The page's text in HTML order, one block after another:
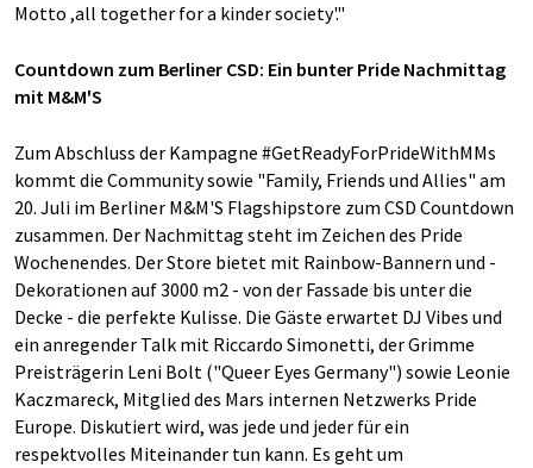
Motto ,all together for a kinder society'."
Countdown zum Berliner CSD: Ein bunter Pride Nachmittag
mit M&M'S
Zum Abschluss der Kampagne #GetReadyForPrideWithMMs
kommt die Community sowie "Family, Friends und Allies" am
20. Juli im Berliner M&M'S Flagshipstore zum CSD Countdown
zusammen. Der Nachmittag steht im Zeichen des Pride
Wochenendes. Der Store bietet mit Rainbow-Bannern und -
Dekorationen auf 3000 m2 - von der Fassade bis unter die
Decke - die perfekte Kulisse. Die Gäste erwartet DJ Vibes und
ein anregender Talk mit Riccardo Simonetti, der Grimme
Preisträgerin Leni Bolt ("Queer Eyes Germany") sowie Leonie
Kaczmareck, Mitglied des Mars internen Netzwerks Pride
Europe. Diskutiert wird, was jede und jeder für ein
respektvolles Miteinander tun kann. Es geht um